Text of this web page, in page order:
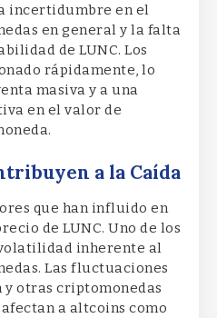
incertidumbre en el
en general y la falta
de LUNC. Los
rápidamente, lo
masiva y a una
en el valor de
a la Caída
que han influido en
de LUNC. Uno de los
inherente al
Las fluctuaciones
otras criptomonedas
a altcoins como